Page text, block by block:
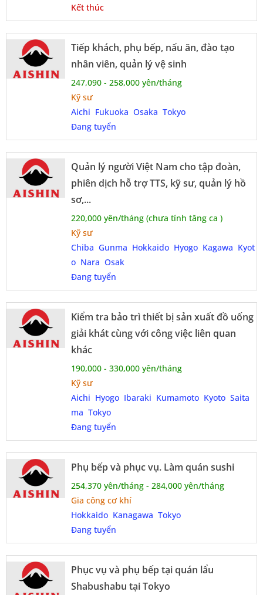
Kết thúc
Tiếp khách, phụ bếp, nấu ăn, đào tạo
nhân viên, quản lý vệ sinh
247,090 - 258,000 yên/tháng
Kỹ sư
Aichi Fukuoka Osaka Tokyo
Đang tuyển
Quản lý người Việt Nam cho tập đoàn,
phiên dịch hỗ trợ TTS, kỹ sư, quản lý hồ
sơ,...
220,000 yên/tháng (chưa tính tăng ca )
Kỹ sư
Chiba Gunma Hokkaido Hyogo Kagawa Kyot
o Nara Osak
Đang tuyển
Kiểm tra bảo trì thiết bị sản xuất đồ uống
giải khát cùng với công việc liên quan
khác
190,000 - 330,000 yên/tháng
Kỹ sư
Aichi Hyogo Ibaraki Kumamoto Kyoto Saita
ma Tokyo
Đang tuyển
Phụ bếp và phục vụ. Làm quán sushi
254,370 yên/tháng - 284,000 yên/tháng
Gia công cơ khí
Hokkaido Kanagawa Tokyo
Đang tuyển
Phục vụ và phụ bếp tại quán lẩu
Shabushabu tại Tokyo